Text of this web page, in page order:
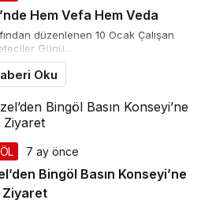
Hem Vefa Hem Veda
düzenlenen 10 Ocak Çalışan
Günü...
Oku
7 ay önce
Bingöl Basın Konseyi’ne
Ziyaret